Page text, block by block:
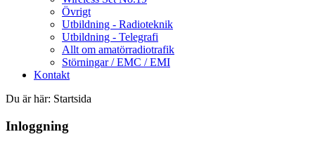
Övrigt
Utbildning - Radioteknik
Utbildning - Telegrafi
Allt om amatörradiotrafik
Störningar / EMC / EMI
Kontakt
Du är här: Startsida
Inloggning